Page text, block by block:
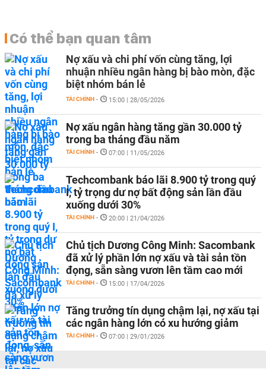
Có thể bạn quan tâm
Nợ xấu và chi phí vốn cùng tăng, lợi
nhuận nhiều ngân hàng bị bào mòn, đặc
biệt nhóm bán lẻ
TÀI CHÍNH - 15:00 | 28/05/2026
Nợ xấu ngân hàng tăng gần 30.000 tỷ
trong ba tháng đầu năm
TÀI CHÍNH - 07:00 | 11/05/2026
Techcombank báo lãi 8.900 tỷ trong quý
I, tỷ trọng dư nợ bất động sản lần đầu
xuống dưới 30%
TÀI CHÍNH - 20:00 | 21/04/2026
Chủ tịch Dương Công Minh: Sacombank
đã xử lý phần lớn nợ xấu và tài sản tồn
đọng, sẵn sàng vươn lên tầm cao mới
TÀI CHÍNH - 15:00 | 17/04/2026
Tăng trưởng tín dụng chậm lại, nợ xấu tại
các ngân hàng lớn có xu hướng giảm
TÀI CHÍNH - 07:00 | 29/01/2026